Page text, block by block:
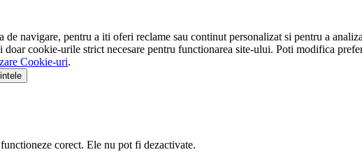
navigare, pentru a iti oferi reclame sau continut personalizat si pentru a
cookie-urile strict necesare pentru functionarea site-ului. Poti modifica
Cookie-uri.
corect. Ele nu pot fi dezactivate.